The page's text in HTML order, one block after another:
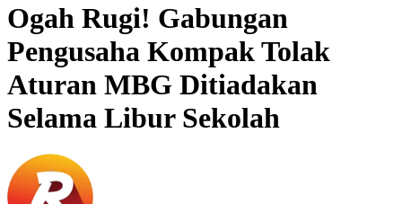
Ogah Rugi! Gabungan
Pengusaha Kompak Tolak
Aturan MBG Ditiadakan
Selama Libur Sekolah